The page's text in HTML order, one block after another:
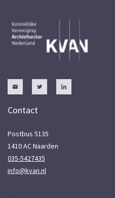
Contact
Postbus 5135
1410 AC Naarden
035-5427435
info@kvan.nl